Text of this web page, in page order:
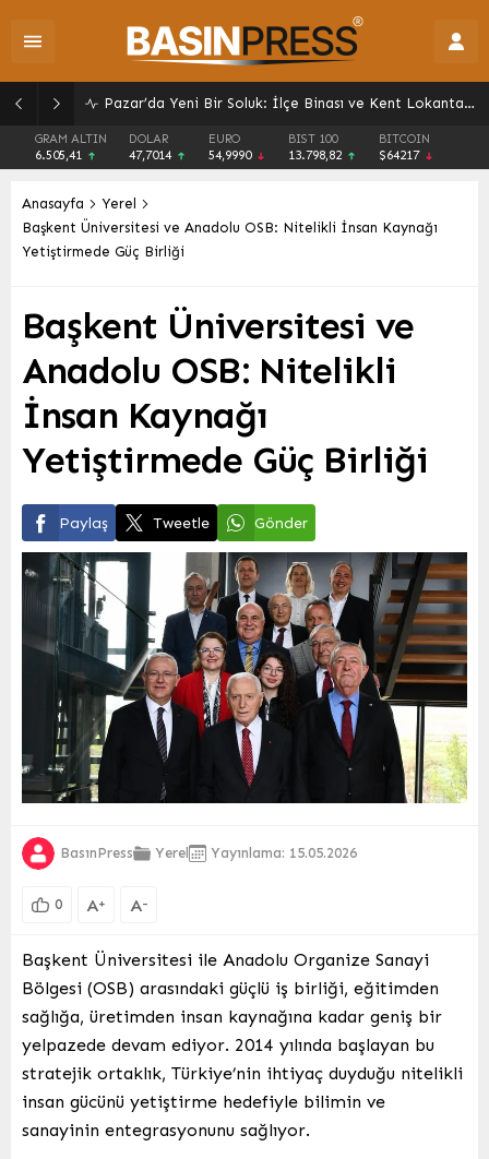
Giresun’da Yaz Kur’an Kursları Sokak Oyunlarıyla Şenlendi: Gelenekler Yeniden Canlandı
GRAM ALTIN
6.505,41
DOLAR
47,7014
EURO
54,9990
BIST 100
13.798,82
BITCOIN
$64217
Anasayfa
Yerel
Başkent Üniversitesi ve Anadolu OSB: Nitelikli İnsan Kaynağı
Yetiştirmede Güç Birliği
Başkent Üniversitesi ve
Anadolu OSB: Nitelikli
İnsan Kaynağı
Yetiştirmede Güç Birliği
Paylaş Tweetle Gönder
BasınPress Yerel Yayınlama: 15.05.2026
0 A+ A-
Başkent Üniversitesi ile Anadolu Organize Sanayi
Bölgesi (OSB) arasındaki güçlü iş birliği, eğitimden
sağlığa, üretimden insan kaynağına kadar geniş bir
yelpazede devam ediyor. 2014 yılında başlayan bu
stratejik ortaklık, Türkiye’nin ihtiyaç duyduğu nitelikli
insan gücünü yetiştirme hedefiyle bilimin ve
sanayinin entegrasyonunu sağlıyor.